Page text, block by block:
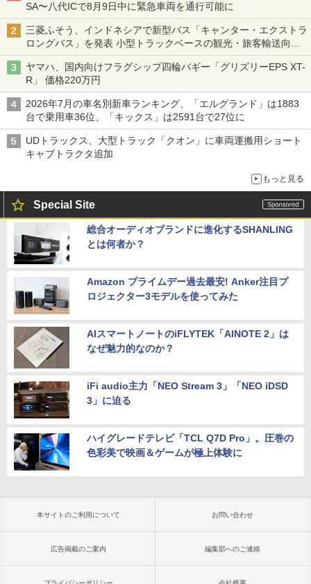
SA〜八代ICで8月9日中に緊急車両を通行可能に
三菱ふそう、インドネシアで新型バス「キャンター・エクストラ
ロングバス」を発表 小型トラックベースの観光・旅客輸送向け
バス
ヤマハ、国内向けフラグシップ四輪バギー「グリズリーEPS XT-
R」 価格220万円
2026年7月の車名別新車ランキング、「エルグランド」は1883
台で乗用車36位、「キックス」は2591台で27位に
UDトラックス、大型トラック「クオン」に車両運搬用ショート
キャブトラクタ追加
もっと見る
Special Site
総合オーディオブランドに進化するSHANLING
とは何者か？
Amazon プライムデー過去最安! Anker注目プ
ロジェクター3モデルを使ってみた
AIスマートノートのiFLYTEK「AINOTE 2」は
なぜ魅力的なのか？
iFi audio主力「NEO Stream 3」「NEO iDSD
3」に迫る
ハイグレードテレビ「TCL Q7D Pro」。圧巻の
色彩美で映画＆ゲームが極上体験に
本サイトのご利用について お問い合わせ
広告掲載のご案内 編集部へのご連絡